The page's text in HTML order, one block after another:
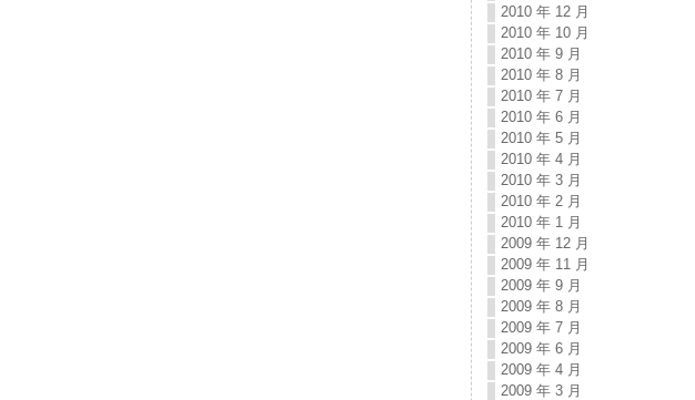
2010 年 12 月
2010 年 10 月
2010 年 9 月
2010 年 8 月
2010 年 7 月
2010 年 6 月
2010 年 5 月
2010 年 4 月
2010 年 3 月
2010 年 2 月
2010 年 1 月
2009 年 12 月
2009 年 11 月
2009 年 9 月
2009 年 8 月
2009 年 7 月
2009 年 6 月
2009 年 4 月
2009 年 3 月